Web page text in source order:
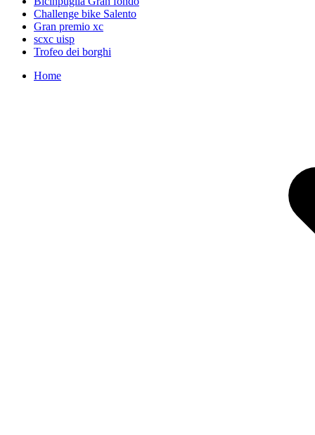
Challenge bike Salento
Gran premio xc
scxc uisp
Trofeo dei borghi
Home